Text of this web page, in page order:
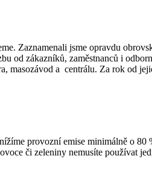
Zaznamenali jsme opravdu
od zákazníků, zaměstnanců i
masozávod a centrálu. Za rok od
provozní emise minimálně o 80
či zeleniny nemusíte používat